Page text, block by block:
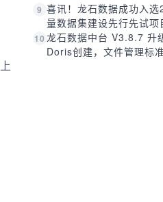
9 喜讯！龙石数据成功入
量数据集建设先行先试项
10 龙石数据中台 V3.8.7 升
Doris创建，文件管理标